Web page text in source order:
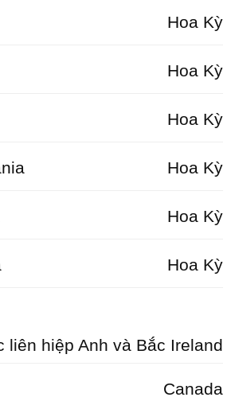
Hoa Kỳ
Hoa Kỳ
Hoa Kỳ
Hoa Kỳ
Hoa Kỳ
Hoa Kỳ
liên hiệp Anh và Bắc Ireland
Canada